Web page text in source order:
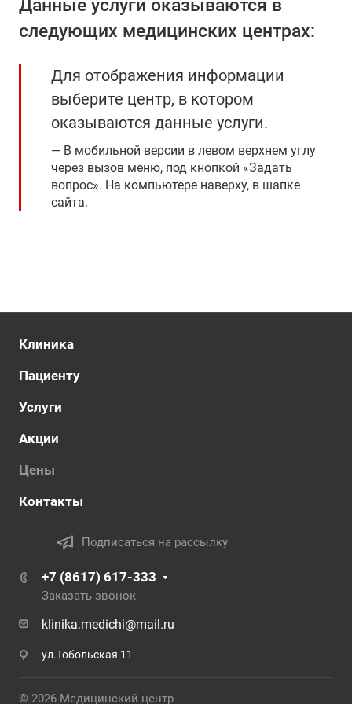
Данные услуги оказываются в
следующих медицинских центрах:
Для отображения информации
выберите центр, в котором
оказываются данные услуги.
В мобильной версии в левом верхнем углу
через вызов меню, под кнопкой «Задать
вопрос». На компьютере наверху, в шапке
сайта.
Клиника
Пациенту
Услуги
Акции
Цены
Контакты
Подписаться на рассылку
+7 (8617) 617-333
Заказать звонок
klinika.medichi@mail.ru
ул.Тобольская 11
© 2026 Медицинский центр